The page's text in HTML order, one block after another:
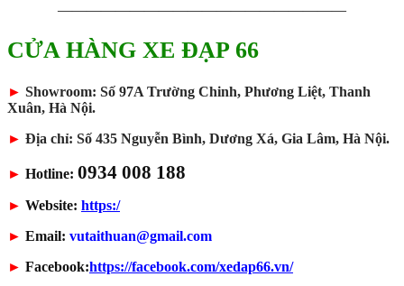
————————————————————
CỬA HÀNG XE ĐẠP 66
► Showroom: Số 97A Trường Chinh, Phương Liệt, Thanh
Xuân, Hà Nội.
► Địa chỉ: Số 435 Nguyễn Bình, Dương Xá, Gia Lâm, Hà Nội.
► Hotline: 0934 008 188
► Website: https:/
► Email: vutaithuan@gmail.com
► Facebook:https://facebook.com/xedap66.vn/